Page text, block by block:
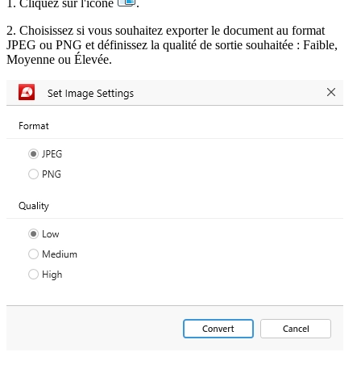
2. Choisissez si vous souhaitez exporter le document au format
JPEG ou PNG et définissez la qualité de sortie souhaitée : Faible,
Moyenne ou Élevée.